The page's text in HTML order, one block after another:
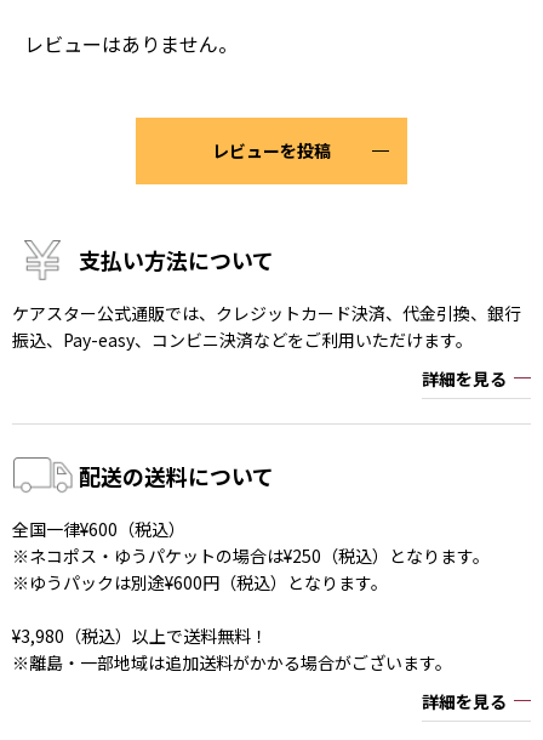
レビューはありません。
レビューを投稿
支払い方法について
ケアスター公式通販では、クレジットカード決済、代金引換、銀行
振込、Pay-easy、コンビニ決済などをご利用いただけます。
詳細を見る
配送の送料について
全国一律¥600（税込）
※ネコポス・ゆうパケットの場合は¥250（税込）となります。
※ゆうパックは別途¥600円（税込）となります。
¥3,980（税込）以上で送料無料！
※離島・一部地域は追加送料がかかる場合がございます。
詳細を見る